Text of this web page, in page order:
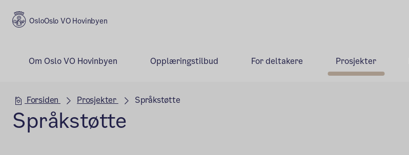
Oslo VO Hovinbyen
Om Oslo VO Hovinbyen Opplæringstilbud For deltakere Prosjekter
Hovedseksjon
Forsiden Prosjekter Språkstøtte
Språkstøtte